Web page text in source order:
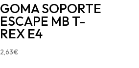
GOMA SOPORTE
ESCAPE MB T-
REX E4
2,63€